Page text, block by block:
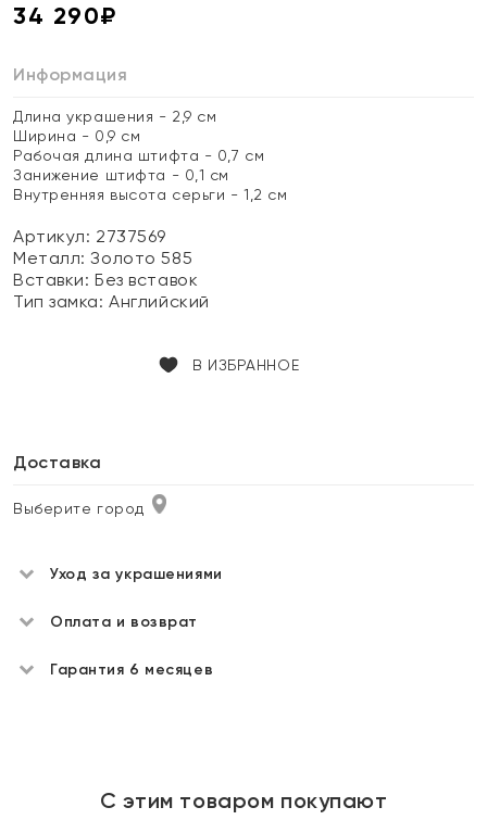
34 290₽
Информация
Длина украшения - 2,9 см
Ширина - 0,9 см
Рабочая длина штифта - 0,7 см
Занижение штифта - 0,1 см
Внутренняя высота серьги - 1,2 см
Артикул: 2737569
Металл:Золото 585
Вставки:Без вставок
Тип замка:Английский
В ИЗБРАННОЕ
Доставка
Выберите город
Уход за украшениями
Оплата и возврат
Гарантия 6 месяцев
С этим товаром покупают